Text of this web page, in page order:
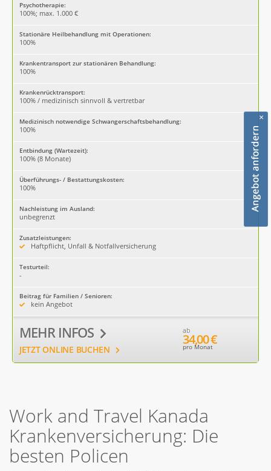
Psychotherapie:
100%; max. 1.000 €
Stationäre Heilbehandlung mit Operationen:
100%
Krankentransport zur stationären Behandlung:
100%
Krankenrücktransport:
100% / medizinisch sinnvoll & vertretbar
Medizinisch notwendige Schwangerschaftsbehandlung:
100%
Entbindung (Wartezeit):
100% (8 Monate)
Überführungs- / Bestattungskosten:
100%
Nachleistung im Ausland:
unbegrenzt
Zusatzleistungen:
Haftpflicht, Unfall & Notfallversicherung
Testurteil:
-
Beitrag für Familien / Senioren:
kein Angebot
MEHR INFOS
JETZT ONLINE BUCHEN
ab
34,00 €
pro Monat
Work and Travel Kanada
Krankenversicherung: Die
besten Policen
×